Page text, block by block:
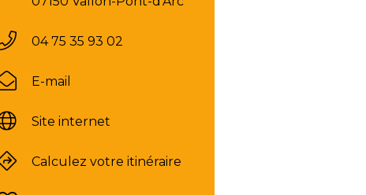
04 75 35 93 02
E-mail
Site internet
Calculez votre itinéraire